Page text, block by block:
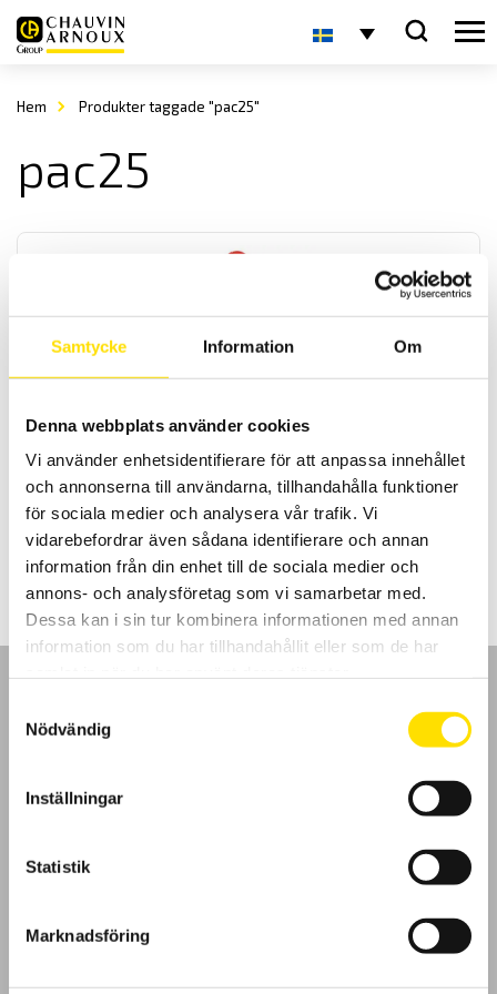
Samtycke Information Om
Denna webbplats använder cookies
Vi använder enhetsidentifierare för att anpassa innehållet
och annonserna till användarna, tillhandahålla funktioner
för sociala medier och analysera vår trafik. Vi
vidarebefordrar även sådana identifierare och annan
information från din enhet till de sociala medier och
annons- och analysföretag som vi samarbetar med.
Dessa kan i sin tur kombinera informationen med annan
information som du har tillhandahållit eller som de har
Nödvändig
Inställningar
Statistik
Marknadsföring
Hem Produkter taggade "pac25"
pac25
Lik- och växelströms TRMS tångserie för mätning på kablar med
upp till 39 mm diameter. För mätning av strömmar från 0,5 A...1400
A dc med BNC eller banan utgångar. Även med adapter för
drivspänning vid användning längre perioder.
3,220.00kr – 4,905.00kr Prisintervall:
3,220.00 kr
till
4,905.00 kr
LÄS MER